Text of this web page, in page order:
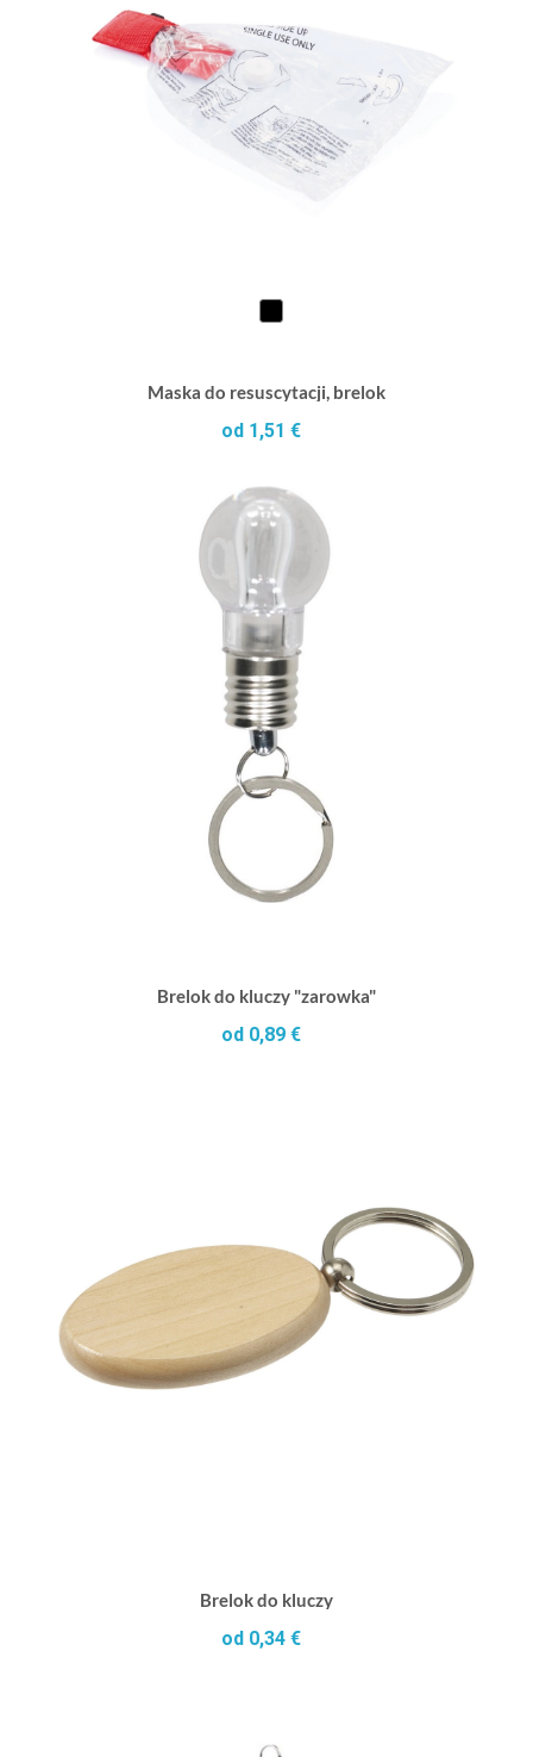
Maska do resuscytacji, brelok
od 1,51 €
Brelok do kluczy "zarowka"
od 0,89 €
Brelok do kluczy
od 0,34 €